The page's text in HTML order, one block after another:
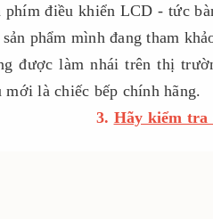
phím điều khiển LCD - tức
phẩm mình đang tham
được làm nhái trên thị
mới là chiếc bếp chính hãng.
3. Hãy kiểm tra